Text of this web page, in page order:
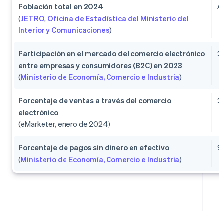
Población total en 2024
(JETRO, Oficina de Estadística del Ministerio del
Interior y Comunicaciones)
Participación en el mercado del comercio electrónico
entre empresas y consumidores (B2C) en 2023
(Ministerio de Economía, Comercio e Industria)
Porcentaje de ventas a través del comercio
electrónico
(eMarketer, enero de 2024)
Porcentaje de pagos sin dinero en efectivo
(Ministerio de Economía, Comercio e Industria)